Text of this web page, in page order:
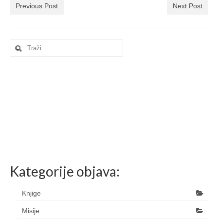
Previous Post Next Post
Search
for:
Kategorije objava:
Knjige
Misije